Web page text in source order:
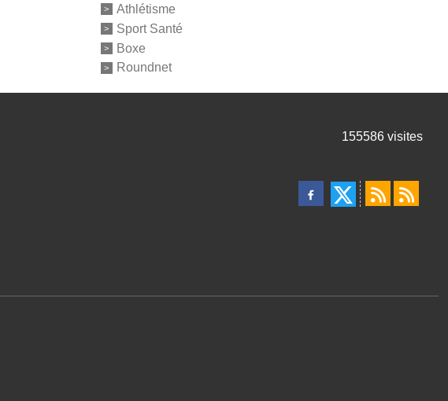
Athlétisme
Sport Santé
Boxe
Roundnet
155586 visites